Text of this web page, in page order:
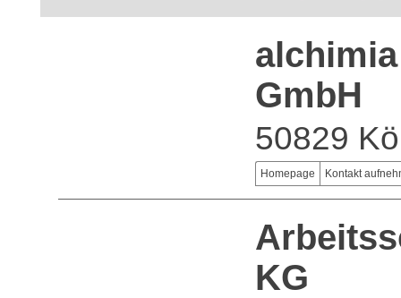
GmbH
50829
Homepage Kontakt
KG